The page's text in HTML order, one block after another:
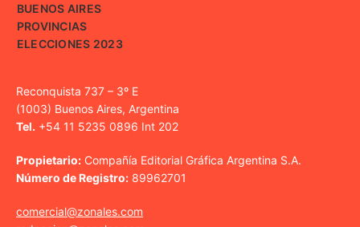
BUENOS AIRES
PROVINCIAS
ELECCIONES 2023
Reconquista 737 – 3º E
(1003) Buenos Aires, Argentina
Tel. +54 11 5235 0896 Int 202
Propietario: Compañía Editorial Gráfica Argentina S.A.
Número de Registro: 89962701
comercial@zonales.com